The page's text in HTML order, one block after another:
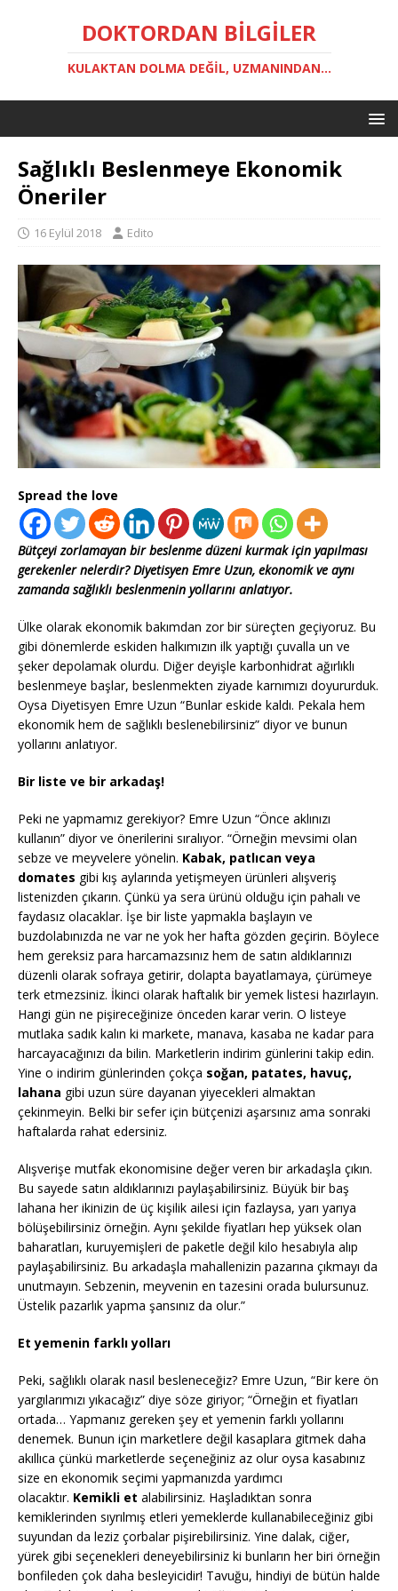
DOKTORDAN BILGILER
KULAKTAN DOLMA DEĞIL, UZMANINDAN...
Sağlıklı Beslenmeye Ekonomik
Öneriler
16 Eylül 2018 Edito
Spread the love
Bütçeyi zorlamayan bir beslenme düzeni kurmak için yapılması
gerekenler nelerdir? Diyetisyen Emre Uzun, ekonomik ve aynı
zamanda sağlıklı beslenmenin yollarını anlatıyor.
Ülke olarak ekonomik bakımdan zor bir süreçten geçiyoruz. Bu
gibi dönemlerde eskiden halkımızın ilk yaptığı çuvalla un ve
şeker depolamak olurdu. Diğer deyişle karbonhidrat ağırlıklı
beslenmeye başlar, beslenmekten ziyade karnımızı doyururduk.
Oysa Diyetisyen Emre Uzun “Bunlar eskide kaldı. Pekala hem
ekonomik hem de sağlıklı beslenebilirsiniz” diyor ve bunun
yollarını anlatıyor.
Bir liste ve bir arkadaş!
Peki ne yapmamız gerekiyor? Emre Uzun “Önce aklınızı
kullanın” diyor ve önerilerini sıralıyor. “Örneğin mevsimi olan
sebze ve meyvelere yönelin. Kabak, patlıcan veya
domates gibi kış aylarında yetişmeyen ürünleri alışveriş
listenizden çıkarın. Çünkü ya sera ürünü olduğu için pahalı ve
faydasız olacaklar. İşe bir liste yapmakla başlayın ve
buzdolabınızda ne var ne yok her hafta gözden geçirin. Böylece
hem gereksiz para harcamazsınız hem de satın aldıklarınızı
düzenli olarak sofraya getirir, dolapta bayatlamaya, çürümeye
terk etmezsiniz. İkinci olarak haftalık bir yemek listesi hazırlayın.
Hangi gün ne pişireceğinize önceden karar verin. O listeye
mutlaka sadık kalın ki markete, manava, kasaba ne kadar para
harcayacağınızı da bilin. Marketlerin indirim günlerini takip edin.
Yine o indirim günlerinden çokça soğan, patates, havuç,
lahana gibi uzun süre dayanan yiyecekleri almaktan
çekinmeyin. Belki bir sefer için bütçenizi aşarsınız ama sonraki
haftalarda rahat edersiniz.
Alışverişe mutfak ekonomisine değer veren bir arkadaşla çıkın.
Bu sayede satın aldıklarınızı paylaşabilirsiniz. Büyük bir baş
lahana her ikinizin de üç kişilik ailesi için fazlaysa, yarı yarıya
bölüşebilirsiniz örneğin. Aynı şekilde fiyatları hep yüksek olan
baharatları, kuruyemişleri de paketle değil kilo hesabıyla alıp
paylaşabilirsiniz. Bu arkadaşla mahallenizin pazarına çıkmayı da
unutmayın. Sebzenin, meyvenin en tazesini orada bulursunuz.
Üstelik pazarlık yapma şansınız da olur.”
Et yemenin farklı yolları
Peki, sağlıklı olarak nasıl besleneceğiz? Emre Uzun, “Bir kere ön
yargılarımızı yıkacağız” diye söze giriyor; “Örneğin et fiyatları
ortada… Yapmanız gereken şey et yemenin farklı yollarını
denemek. Bunun için marketlere değil kasaplara gitmek daha
akıllıca çünkü marketlerde seçeneğiniz az olur oysa kasabınız
size en ekonomik seçimi yapmanızda yardımcı
olacaktır. Kemikli et alabilirsiniz. Haşladıktan sonra
kemiklerinden sıyrılmış etleri yemeklerde kullanabileceğiniz gibi
suyundan da leziz çorbalar pişirebilirsiniz. Yine dalak, ciğer,
yürek gibi seçenekleri deneyebilirsiniz ki bunların her biri örneğin
bonfileden çok daha besleyicidir! Tavuğu, hindiyi de bütün halde